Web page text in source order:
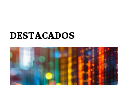
DESTACADOS